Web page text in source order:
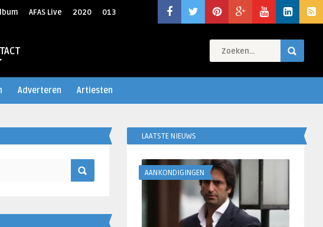
AFAS Live 2020 013
Adverteren Artiesten
LAATSTE NIEUWS
AANKONDIGINGEN